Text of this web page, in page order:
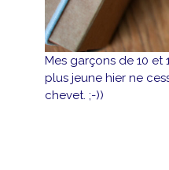
Mes garçons de 10
plus jeune hier ne
chevet. ;-))